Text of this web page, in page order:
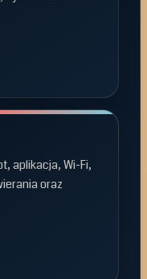
aplikacja, Wi-Fi,
oraz